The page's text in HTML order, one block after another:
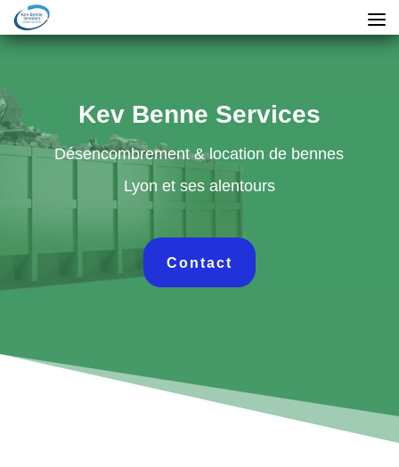
Kev Benne Services
Désencombrement & location de bennes
Lyon et ses alentours
Contact